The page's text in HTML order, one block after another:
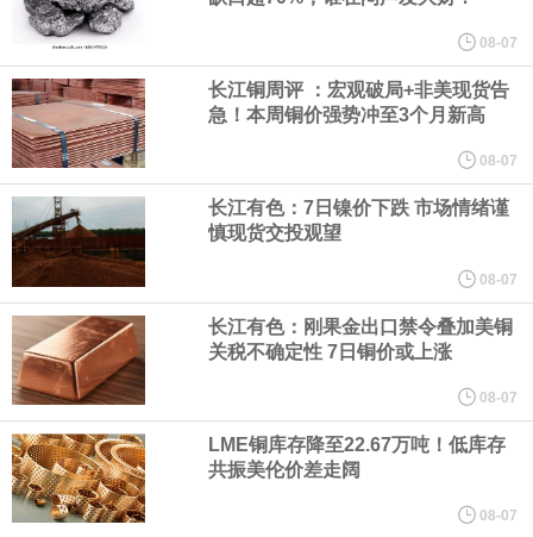
研发费用金额分别为4,995.18万元、7,001.70万元、14,496.56万
元，最近3年复合增长率达70.36%，呈快速增长趋势，并形成多项
核心技术和知识产权。截至2026年1月31日，公司拥有262项专利权
（含境内发明专利20项）。
纽约期银日内涨4%，现报64.08美元/盎司。
宇树科技董事长、总经理兼首席技术官王兴兴在网上路演时表示，
经过多年研发创新和技术积累，公司逐步形成了包括一体化关节集
成技术、高紧凑度机器人身体集成技术、机器人激光雷达全自研核
心技术等多项已商业化应用的核心技术并已应用于公司的高性能通
08-07
长江铜周评 ：宏观破局+非美现货告
急！本周铜价强势冲至3个月新高
08-07
长江有色：7日镍价下跌 市场情绪谨
慎现货交投观望
08-07
长江有色：刚果金出口禁令叠加美铜
关税不确定性 7日铜价或上涨
08-07
LME铜库存降至22.67万吨！低库存
共振美伦价差走阔
08-07